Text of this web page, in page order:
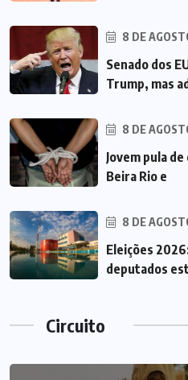
8 DE
Senado dos
Trump, mas
8 DE
Jovem pula
Beira Rio e
8 DE
Eleições
deputados
Circuito